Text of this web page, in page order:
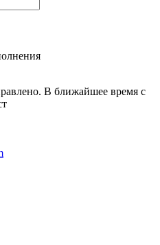
В ближайшее время с